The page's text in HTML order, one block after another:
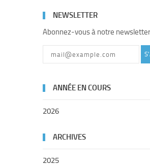
NEWSLETTER
Abonnez-vous à notre newsletter
ANNÉE EN COURS
2026
ARCHIVES
2025